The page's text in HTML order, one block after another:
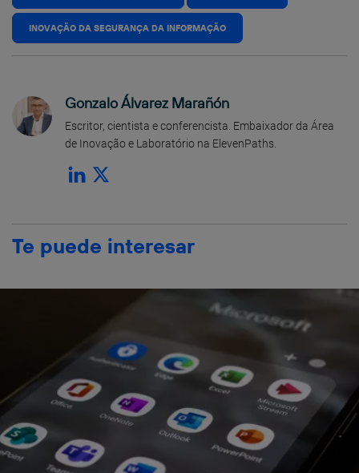
INOVAÇÃO DA SEGURANÇA DA INFORMAÇÃO
Gonzalo Álvarez Marañón
Escritor, cientista e conferencista. Embaixador da Área
de Inovação e Laboratório na ElevenPaths.
Te puede interesar